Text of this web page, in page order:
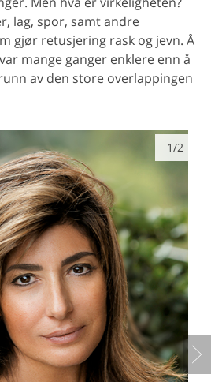
lag, spor, samt andre
gjør retusjering rask og jevn. Å
mange ganger enklere enn å
av den store overlappingen
1/2